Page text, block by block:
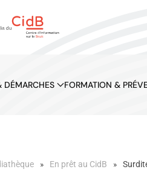
DÉMARCHES FORMATION &
En prêt au CidB